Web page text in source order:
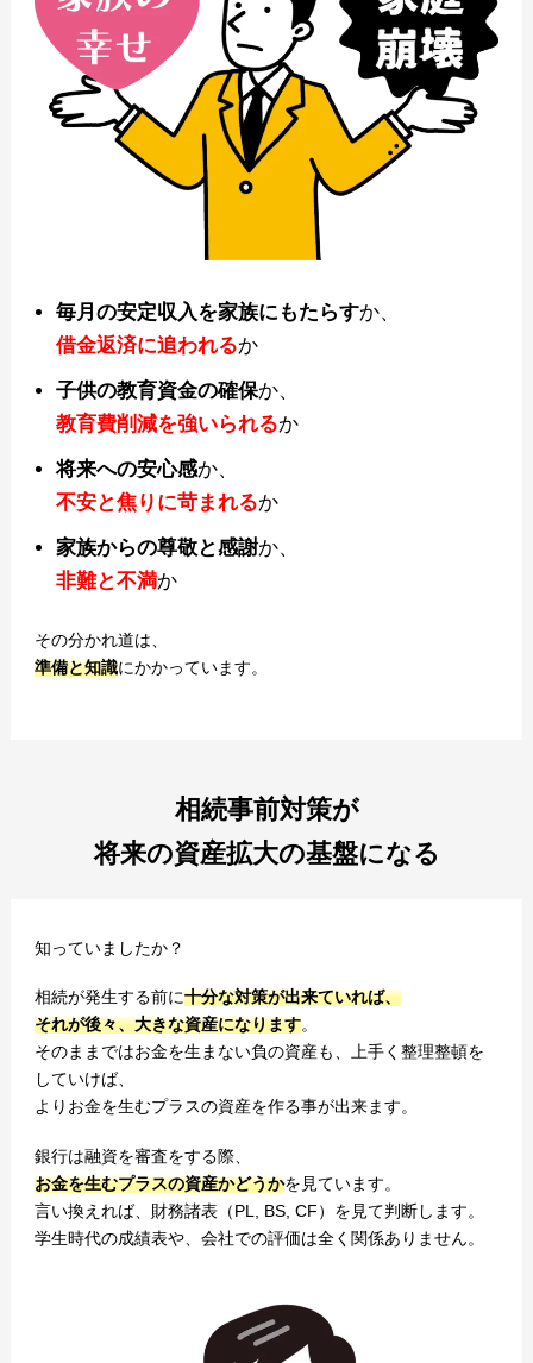
毎月の安定収入を家族にもたらすか、
借金返済に追われるか
子供の教育資金の確保か、
教育費削減を強いられるか
将来への安心感か、
不安と焦りに苛まれるか
家族からの尊敬と感謝か、
非難と不満か
その分かれ道は、
準備と知識にかかっています。
相続事前対策が
将来の資産拡大の基盤になる
知っていましたか？
相続が発生する前に十分な対策が出来ていれば、
それが後々、大きな資産になります。
そのままではお金を生まない負の資産も、上手く整理整頓を
していけば、
よりお金を生むプラスの資産を作る事が出来ます。
銀行は融資を審査をする際、
お金を生むプラスの資産かどうかを見ています。
言い換えれば、財務諸表（PL, BS, CF）を見て判断します。
学生時代の成績表や、会社での評価は全く関係ありません。